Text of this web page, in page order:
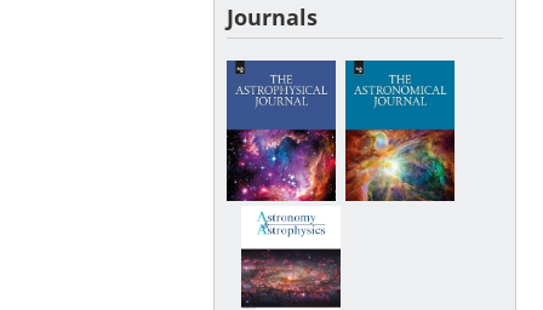
Journals